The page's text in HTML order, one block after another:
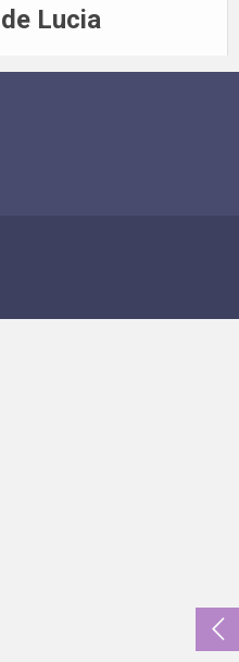
Lucia